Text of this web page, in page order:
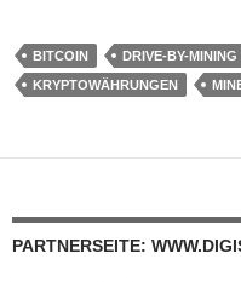
BITCOIN DRIVE-BY-MINING
KRYPTOWÄHRUNGEN
PARTNERSEITE: